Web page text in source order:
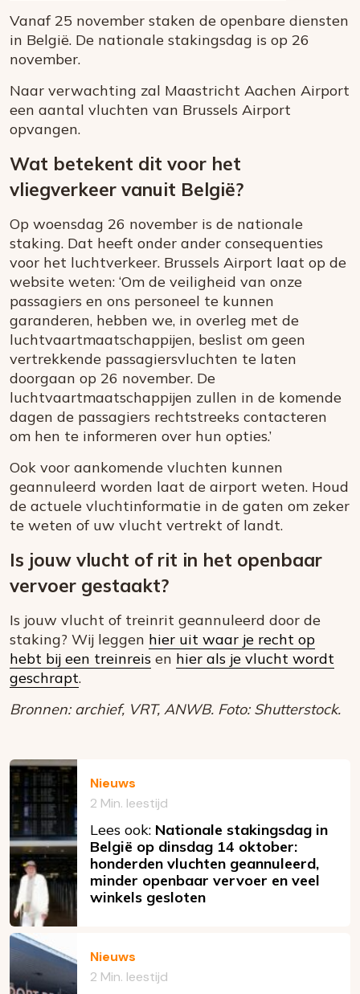
Vanaf 25 november staken de openbare diensten
in België. De nationale stakingsdag is op 26
november.
Naar verwachting zal Maastricht Aachen Airport
een aantal vluchten van Brussels Airport
opvangen.
Wat betekent dit voor het
vliegverkeer vanuit België?
Op woensdag 26 november is de nationale
staking. Dat heeft onder ander consequenties
voor het luchtverkeer. Brussels Airport laat op de
website weten: ‘Om de veiligheid van onze
passagiers en ons personeel te kunnen
garanderen, hebben we, in overleg met de
luchtvaartmaatschappijen, beslist om geen
vertrekkende passagiersvluchten te laten
doorgaan op 26 november. De
luchtvaartmaatschappijen zullen in de komende
dagen de passagiers rechtstreeks contacteren
om hen te informeren over hun opties.’
Ook voor aankomende vluchten kunnen
geannuleerd worden laat de airport weten. Houd
de actuele vluchtinformatie in de gaten om zeker
te weten of uw vlucht vertrekt of landt.
Is jouw vlucht of rit in het openbaar
vervoer gestaakt?
Is jouw vlucht of treinrit geannuleerd door de
staking? Wij leggen hier uit waar je recht op
hebt bij een treinreis en hier als je vlucht wordt
geschrapt.
Bronnen: archief, VRT, ANWB. Foto: Shutterstock.
Nieuws
2 Min. leestijd
Lees ook: Nationale stakingsdag in
België op dinsdag 14 oktober:
honderden vluchten geannuleerd,
minder openbaar vervoer en veel
winkels gesloten
Nieuws
2 Min. leestijd